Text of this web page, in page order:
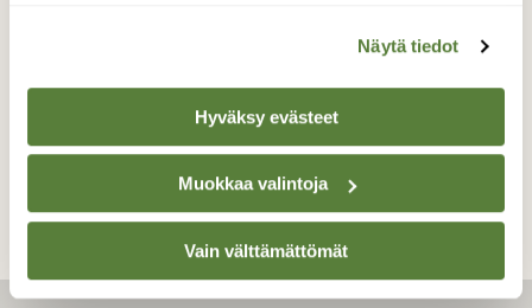
Näytä tiedot
Hyväksy evästeet
Muokkaa valintoja
Vain välttämättömät
TAKAISIN LISTAAN